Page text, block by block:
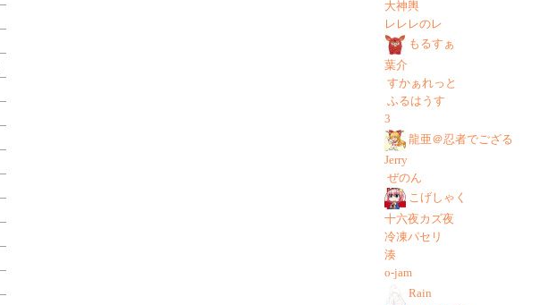
大神輿
レレレのレ
もるすぁ
葉介
すかぁれっと
ふるはうす
3
龍亜＠忍者でござる
Jerry
ぜのん
こげしゃく
十六夜カズ夜
冷凍パセリ
湊
o-jam
Rain